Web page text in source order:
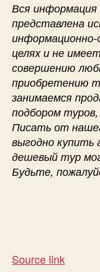
Вся
представлена
информационно-
целях и не
совершению
приобретению
занимаемся
подбором
Писать от
выгодно купить
дешевый тур
Будьте,
Source link